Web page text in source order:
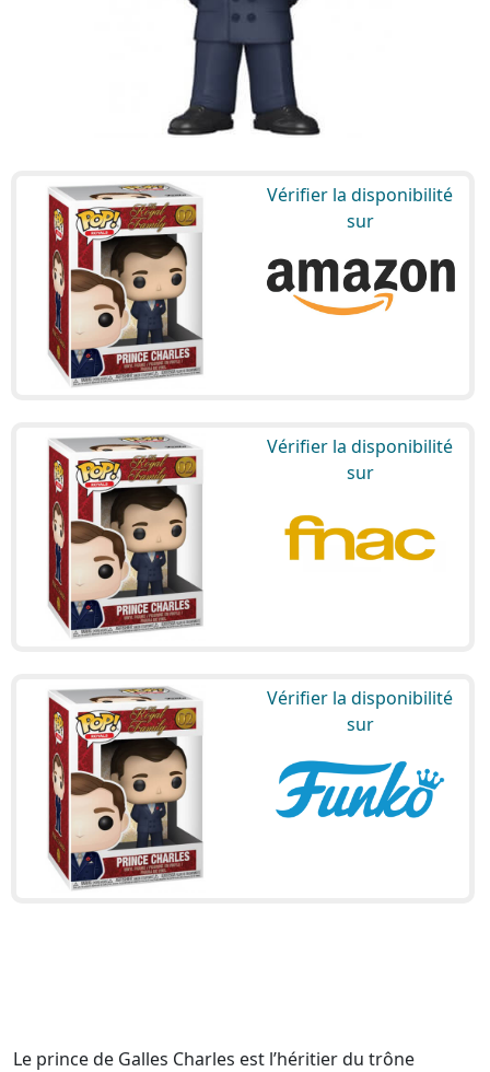
Vérifier la disponibilité
sur
Vérifier la disponibilité
sur
Vérifier la disponibilité
sur
Le prince de Galles Charles est l’héritier du trône